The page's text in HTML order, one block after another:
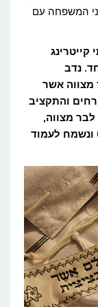
המשפחה עם
קייטרינג
נדב
מצווה אשר
והתקציב
מצווה,
ניתן ליצור עימנו קשר ב – 072-3717350 ונשמח לעמוד